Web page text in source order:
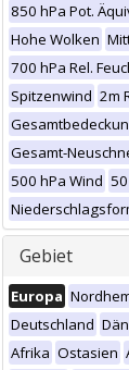
850 hPa Pot.
Hohe Wolken
700 hPa Rel.
Spitzenwind 2m
Gesamt-
500 hPa Wind
Gebiet
Europa
Deutschland
Afrika Ostasien